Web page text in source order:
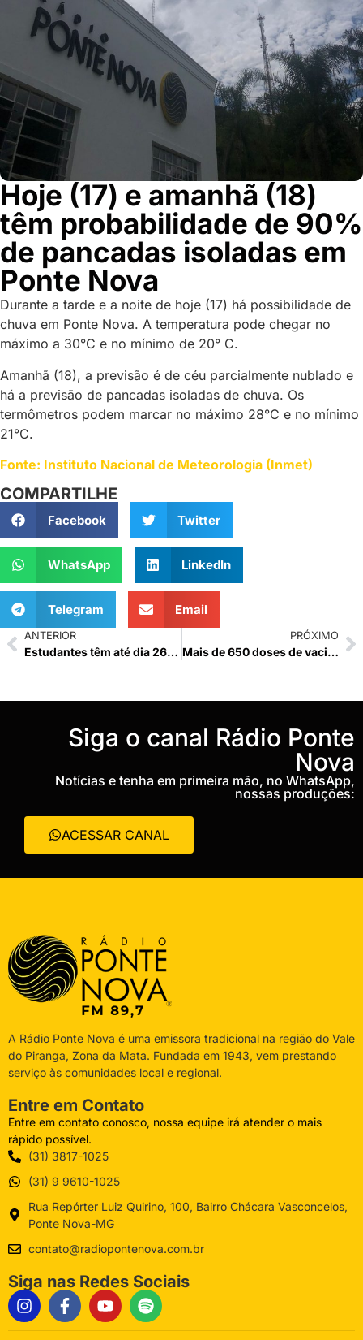
Hoje (17) e amanhã (18)
têm probabilidade de 90%
de pancadas isoladas em
Ponte Nova
Durante a tarde e a noite de hoje (17) há possibilidade de
chuva em Ponte Nova. A temperatura pode chegar no
máximo a 30°C e no mínimo de 20° C.
Amanhã (18), a previsão é de céu parcialmente nublado e
há a previsão de pancadas isoladas de chuva. Os
termômetros podem marcar no máximo 28°C e no mínimo
21°C.
Fonte: Instituto Nacional de Meteorologia (Inmet)
COMPARTILHE
Facebook Twitter
WhatsApp LinkedIn
Telegram Email
ANTERIOR
Estudantes têm até dia 26/04 para solicitarem isenção de pagamento para realização do ENEM 2024
PRÓXIMO
Mais de 650 doses de vacina são aplicadas em Ponte Nova no dia D
‎Siga o canal Rádio Ponte
Nova
Notícias e tenha em primeira mão, no WhatsApp,
nossas produções:
ACESSAR CANAL
A Rádio Ponte Nova é uma emissora tradicional na região do Vale
do Piranga, Zona da Mata. Fundada em 1943, vem prestando
serviço às comunidades local e regional.
Entre em Contato
Entre em contato conosco, nossa equipe irá atender o mais
rápido possível.
(31) 3817-1025
(31) 9 9610-1025
Rua Repórter Luiz Quirino, 100, Bairro Chácara Vasconcelos,
Ponte Nova-MG
contato@radiopontenova.com.br
Siga nas Redes Sociais